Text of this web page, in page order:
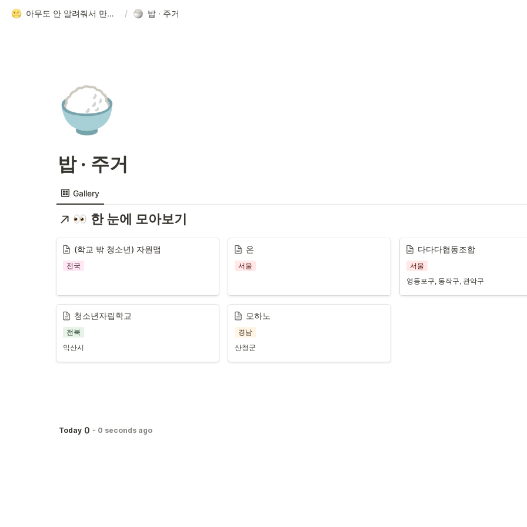
아무도 안 알려줘서 만든 청소년 네트워크 가이드 / 밥 · 주거
🍚
밥 · 주거
Gallery
한 눈에 모아보기
(학교 밖 청소년) 자원맵
전국
온
서울
다다다협동조합
서울
영등포구, 동작구, 관악구
청소년자립학교
전북
익산시
모하노
경남
산청군
Today 0 - 0 seconds ago